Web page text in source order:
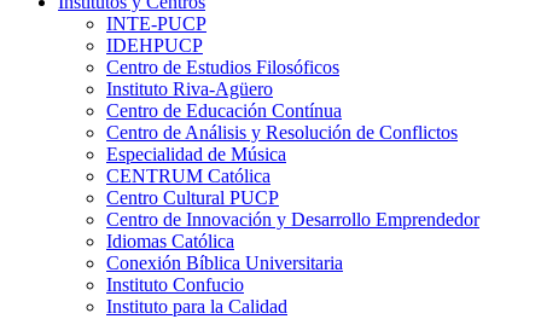
INTE-PUCP
IDEHPUCP
Centro de Estudios Filosóficos
Instituto Riva-Agüero
Centro de Educación Contínua
Centro de Análisis y Resolución de Conflictos
Especialidad de Música
CENTRUM Católica
Centro Cultural PUCP
Centro de Innovación y Desarrollo Emprendedor
Idiomas Católica
Conexión Bíblica Universitaria
Instituto Confucio
Instituto para la Calidad